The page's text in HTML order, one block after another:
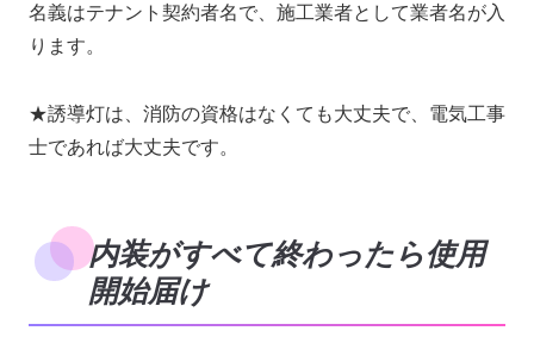
名義はテナント契約者名で、施工業者として業者名が入
ります。
★誘導灯は、消防の資格はなくても大丈夫で、電気工事
士であれば大丈夫です。
内装がすべて終わったら使用
開始届け